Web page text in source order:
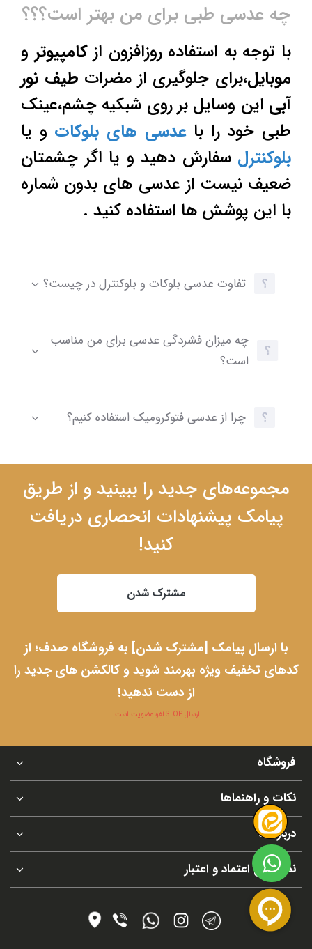
چه عدسی طبی برای من بهتر است؟؟؟
با توجه به استفاده روزافزون ازکامپیوتر و
موبایل،برای جلوگیری از مضرات طیف نور
آبی این وسایل بر روی شبکیه چشم،عینک
طبی خود را باعدسی های بلوکات و یا
بلوکنترل سفارش دهید و یا اگر چشمتان
ضعیف نیست از عدسی های بدون شماره
با این پوشش ها استفاده کنید .
تفاوت عدسی بلوکات و بلوکنترل در چیست؟
چه میزان فشردگی عدسی برای من مناسب
است؟
چرا از عدسی فتوکرومیک استفاده کنیم؟
مجموعه‌های جدید را ببینید و از طریق
پیامک پیشنهادات انحصاری دریافت
کنید!
مشترک شدن
با ارسال پیامک [مشترک شدن] به فروشگاه صدف؛ از
کدهای تخفیف ویژه بهرمند شوید و کالکشن های جدید را
از دست ندهید!
ارسال STOP لغو عضویت است.
فروشگاه
نکات و راهنماها
درباره ما
نماد های اعتماد و اعتبار